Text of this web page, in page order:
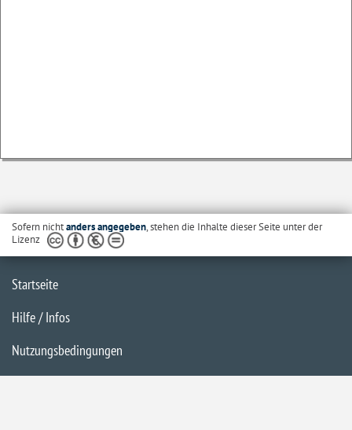
Sofern nichtanders angegeben, stehen die Inhalte dieser Seite unter der
Lizenz
Startseite
Hilfe / Infos
Nutzungsbedingungen